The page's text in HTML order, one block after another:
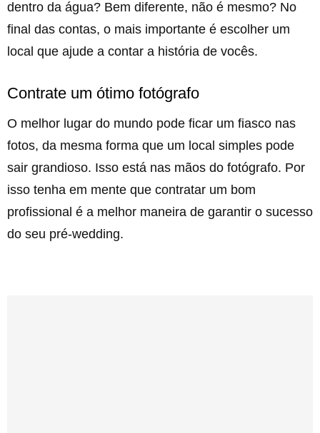
dentro da água? Bem diferente, não é mesmo? No
final das contas, o mais importante é escolher um
local que ajude a contar a história de vocês.
Contrate um ótimo fotógrafo
O melhor lugar do mundo pode ficar um fiasco nas
fotos, da mesma forma que um local simples pode
sair grandioso. Isso está nas mãos do fotógrafo. Por
isso tenha em mente que contratar um bom
profissional é a melhor maneira de garantir o sucesso
do seu pré-wedding.